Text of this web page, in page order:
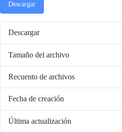
Descargar
Descargar
Tamaño del archivo
Recuento de archivos
Fecha de creación
Última actualización